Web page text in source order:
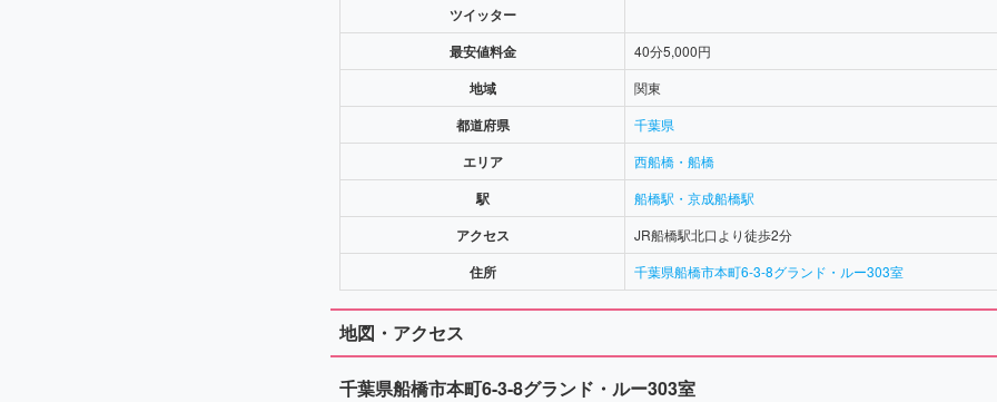
ツイッター
最安値料金
40分5,000円
地域 関東
都道府県 千葉県
エリア 西船橋・船橋
駅 船橋駅・京成船橋駅
アクセス JR船橋駅北口より徒歩2分
住所 千葉県船橋市本町6-3-8グランド・ルー303室
地図・アクセス
千葉県船橋市本町6-3-8グランド・ルー303室